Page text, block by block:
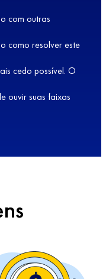
com outras
como resolver este
cedo possível. O
ouvir suas faixas